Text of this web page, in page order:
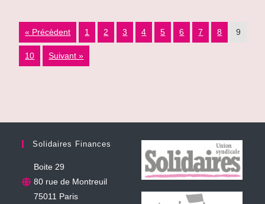
« Précèdent 1 2 3 4 5 6 7 8 9
10 Suivant »
Solidaires Finances
Boite 29
80 rue de Montreuil
75011 Paris